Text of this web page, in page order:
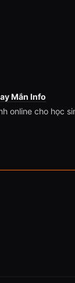
Mắn Info
online cho học